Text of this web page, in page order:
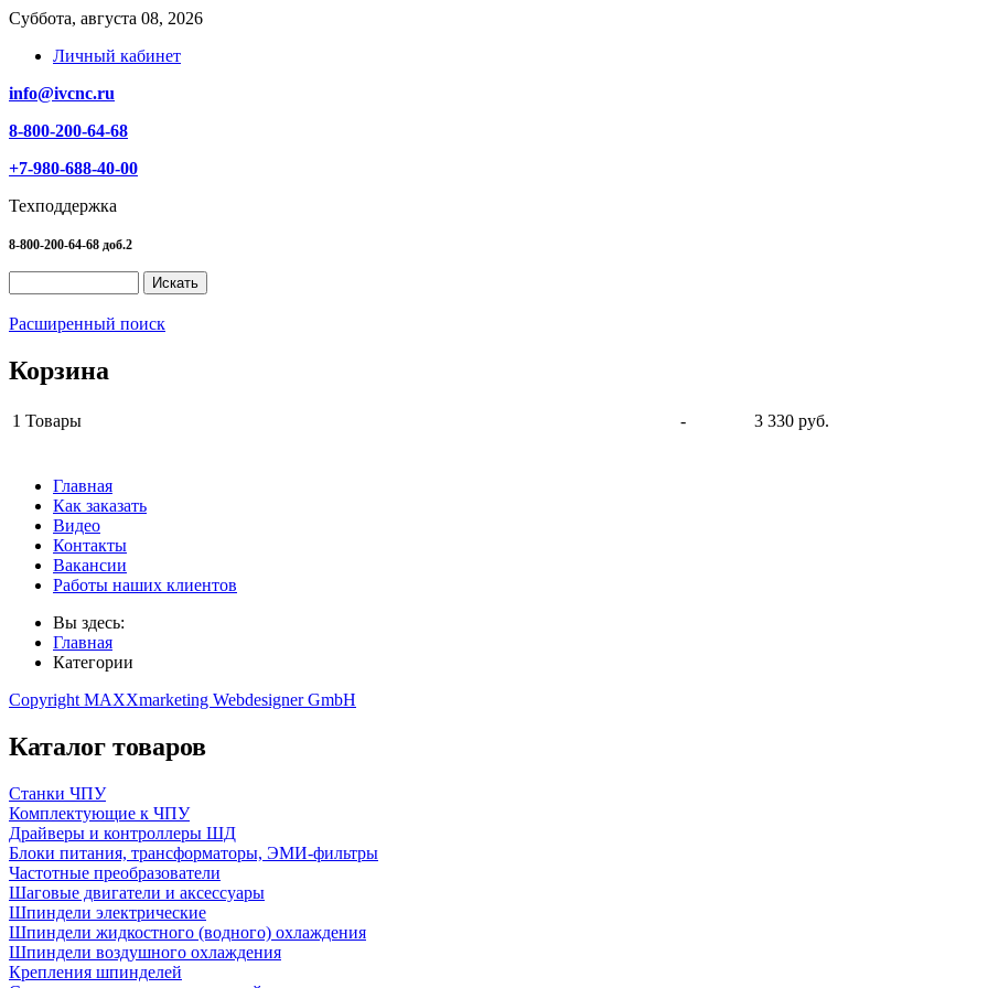
Суббота, августа 08, 2026
Личный кабинет
info@ivcnc.ru
8-800-200-64-68
+7-980-688-40-00
Техподдержка
8-800-200-64-68 доб.2
Расширенный поиск
Корзина
1 Товары -
3 330 руб.
Главная
Как заказать
Видео
Контакты
Вакансии
Работы наших клиентов
Вы здесь:
Главная
Категории
Copyright MAXXmarketing Webdesigner GmbH
Каталог товаров
Станки ЧПУ
Комплектующие к ЧПУ
Драйверы и контроллеры ШД
Блоки питания, трансформаторы, ЭМИ-фильтры
Частотные преобразователи
Шаговые двигатели и аксессуары
Шпиндели электрические
Шпиндели жидкостного (водного) охлаждения
Шпиндели воздушного охлаждения
Крепления шпинделей